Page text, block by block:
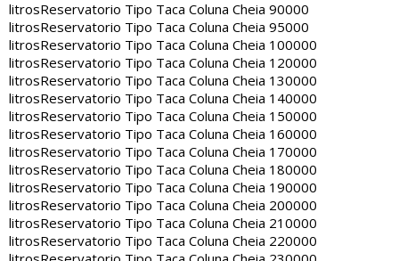
litrosReservatorio Tipo Taca Coluna Cheia 90000
litrosReservatorio Tipo Taca Coluna Cheia 95000
litrosReservatorio Tipo Taca Coluna Cheia 100000
litrosReservatorio Tipo Taca Coluna Cheia 120000
litrosReservatorio Tipo Taca Coluna Cheia 130000
litrosReservatorio Tipo Taca Coluna Cheia 140000
litrosReservatorio Tipo Taca Coluna Cheia 150000
litrosReservatorio Tipo Taca Coluna Cheia 160000
litrosReservatorio Tipo Taca Coluna Cheia 170000
litrosReservatorio Tipo Taca Coluna Cheia 180000
litrosReservatorio Tipo Taca Coluna Cheia 190000
litrosReservatorio Tipo Taca Coluna Cheia 200000
litrosReservatorio Tipo Taca Coluna Cheia 210000
litrosReservatorio Tipo Taca Coluna Cheia 220000